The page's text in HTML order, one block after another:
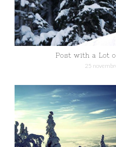
Post with a Lot
25